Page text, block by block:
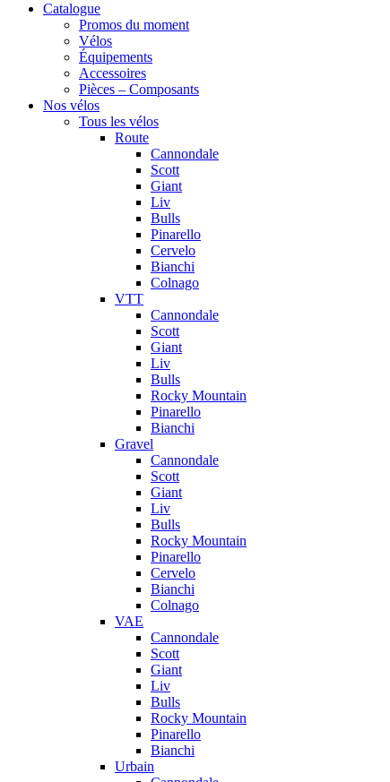
Catalogue
Promos du moment
Vélos
Équipements
Accessoires
Pièces – Composants
Nos vélos
Tous les vélos
Route
Cannondale
Scott
Giant
Liv
Bulls
Pinarello
Cervelo
Bianchi
Colnago
VTT
Cannondale
Scott
Giant
Liv
Bulls
Rocky Mountain
Pinarello
Bianchi
Gravel
Cannondale
Scott
Giant
Liv
Bulls
Rocky Mountain
Pinarello
Cervelo
Bianchi
Colnago
VAE
Cannondale
Scott
Giant
Liv
Bulls
Rocky Mountain
Pinarello
Bianchi
Urbain